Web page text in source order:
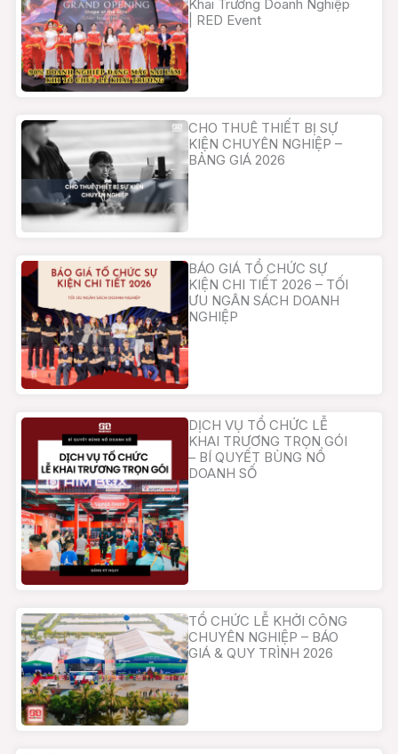
Khai Trương Doanh Nghiệp
| RED Event
CHO THUÊ THIẾT BỊ SỰ
KIỆN CHUYÊN NGHIỆP –
BẢNG GIÁ 2026
BÁO GIÁ TỔ CHỨC SỰ
KIỆN CHI TIẾT 2026 – TỐI
ƯU NGÂN SÁCH DOANH
NGHIỆP
DỊCH VỤ TỔ CHỨC LỄ
KHAI TRƯƠNG TRỌN GÓI
– BÍ QUYẾT BÙNG NỔ
DOANH SỐ
TỔ CHỨC LỄ KHỞI CÔNG
CHUYÊN NGHIỆP – BÁO
GIÁ & QUY TRÌNH 2026